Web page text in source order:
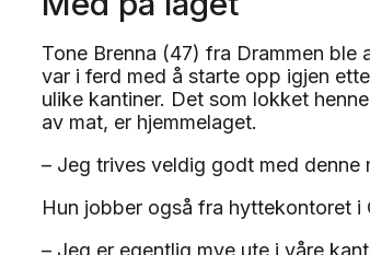
Tone Brenna (47) fra Drammen
var i ferd med å starte opp igjen
ulike kantiner. Det som lokket
av mat, er hjemmelaget.
– Jeg trives veldig godt med denne
Hun jobber også fra hyttekontoret i